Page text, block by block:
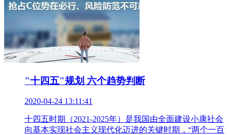
"十四五"规划 六个趋势判断
2020-04-24 13:11:41
十四五时期（2021-2025年）是我国由全面建设小康社会
向基本实现社会主义现代化迈进的关键时期，“两个一百